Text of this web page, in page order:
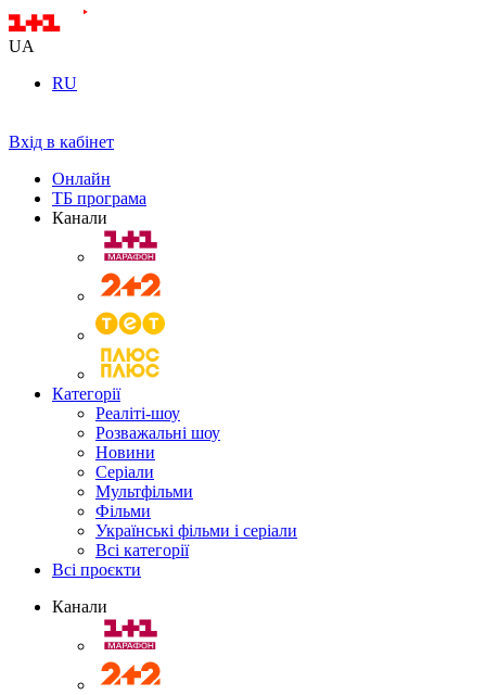
UA
RU
Вхід в кабінет
Онлайн
ТБ програма
Канали
Категорії
Реаліті-шоу
Розважальні шоу
Новини
Серіали
Мультфільми
Фільми
Українські фільми і серіали
Всі категорії
Всі проєкти
Канали